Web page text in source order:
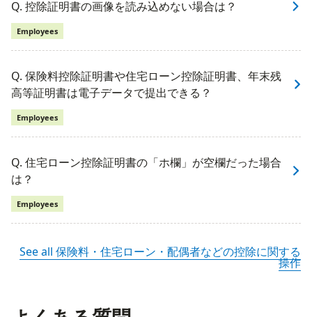
Q. 控除証明書の画像を読み込めない場合は？
Employees
Q. 保険料控除証明書や住宅ローン控除証明書、年末残
高等証明書は電子データで提出できる？
Employees
Q. 住宅ローン控除証明書の「ホ欄」が空欄だった場合
は？
Employees
See all 保険料・住宅ローン・配偶者などの控除に関する
操作